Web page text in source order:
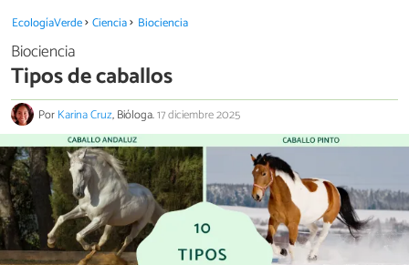
EcologíaVerde Ciencia Biociencia
Biociencia
Tipos de caballos
PorKarina Cruz, Bióloga.17 diciembre 2025